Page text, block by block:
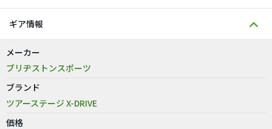
ギア情報
メーカー
ブリヂストンスポーツ
ブランド
ツアーステージ X-DRIVE
価格